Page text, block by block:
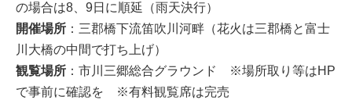
の場合は8、9日に順延（雨天決行）
開催場所 ：三郡橋下流笛吹川河畔（花火は三郡橋と富士
川大橋の中間で打ち上げ）
観覧場所 ：市川三郷総合グラウンド ※場所取り等はHP
で事前に確認を ※有料観覧席は完売